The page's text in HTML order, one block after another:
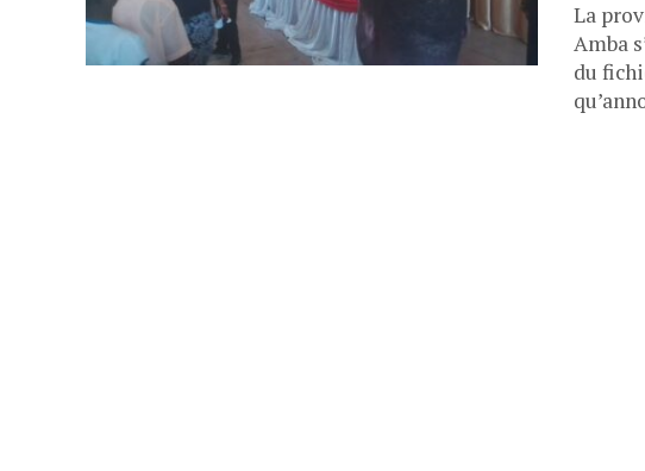
La
Amba
du